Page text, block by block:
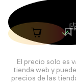
El precio solo es
tienda web y
precios de las